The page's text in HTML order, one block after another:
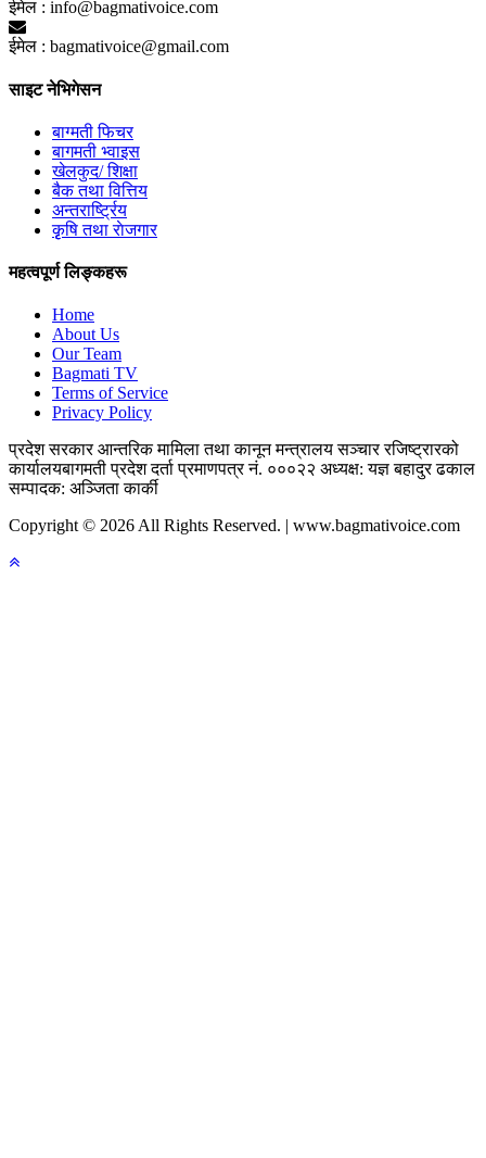
ईमेल : info@bagmativoice.com
ईमेल : bagmativoice@gmail.com
साइट नेभिगेसन
बाग्मती फिचर
बागमती भ्वाइस
खेलकुद/ शिक्षा
बैक तथा वित्तिय
अन्तरार्ष्ट्रिय
कृृषि तथा राेजगार
महत्वपूर्ण लिङ्कहरू
Home
About Us
Our Team
Bagmati TV
Terms of Service
Privacy Policy
प्रदेश सरकारआन्तरिक मामिला तथा कानून मन्त्रालयसञ्चार रजिष्ट्रारको
कार्यालयबागमती प्रदेशदर्ता प्रमाणपत्र नं. ०००२२ अध्यक्ष: यज्ञ बहादुर ढकाल
सम्पादक: अञ्जिता कार्की
Copyright © 2026 All Rights Reserved. | www.bagmativoice.com